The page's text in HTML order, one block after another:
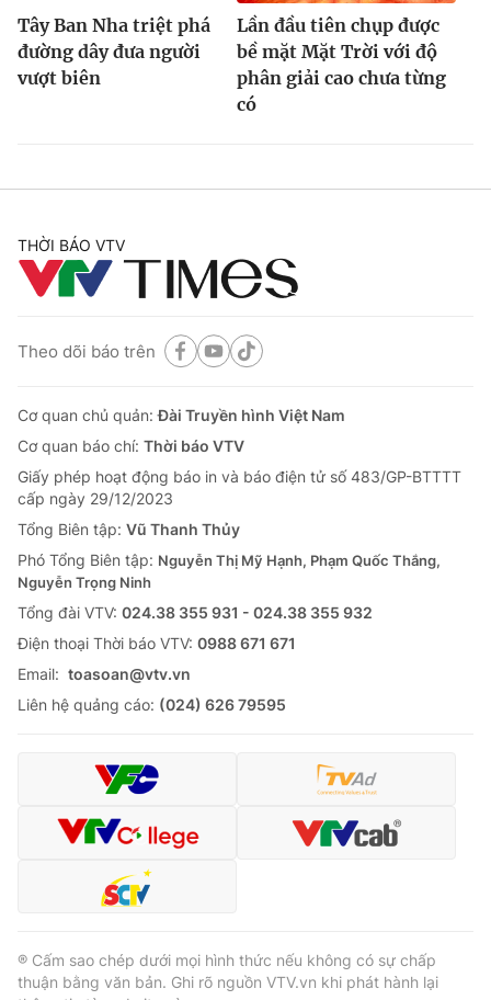
Tây Ban Nha triệt phá
đường dây đưa người
vượt biên
Lần đầu tiên chụp được
bề mặt Mặt Trời với độ
phân giải cao chưa từng
có
THỜI BÁO VTV
Theo dõi báo trên
Cơ quan chủ quản:Đài Truyền hình Việt Nam
Cơ quan báo chí: Thời báo VTV
Giấy phép hoạt động báo in và báo điện tử số 483/GP-BTTTT
cấp ngày 29/12/2023
Tổng Biên tập: Vũ Thanh Thủy
Phó Tổng Biên tập: Nguyễn Thị Mỹ Hạnh, Phạm Quốc Thắng,
Nguyễn Trọng Ninh
Tổng đài VTV: 024.38 355 931 - 024.38 355 932
Ðiện thoại Thời báo VTV: 0988 671 671
Email: toasoan@vtv.vn
Liên hệ quảng cáo: (024) 626 79595
® Cấm sao chép dưới mọi hình thức nếu không có sự chấp
thuận bằng văn bản. Ghi rõ nguồn VTV.vn khi phát hành lại